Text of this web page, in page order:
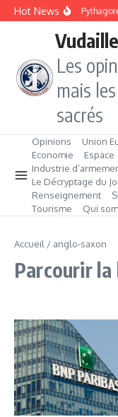
Aller au contenu
Hot NewsProjet
Les
mais
sacrés
Opinions Union
Economie
Espace
Industrie
Le Décryptage du
Renseignement
Tourisme
Qui
Accueil / anglo-saxon
Parcourir la